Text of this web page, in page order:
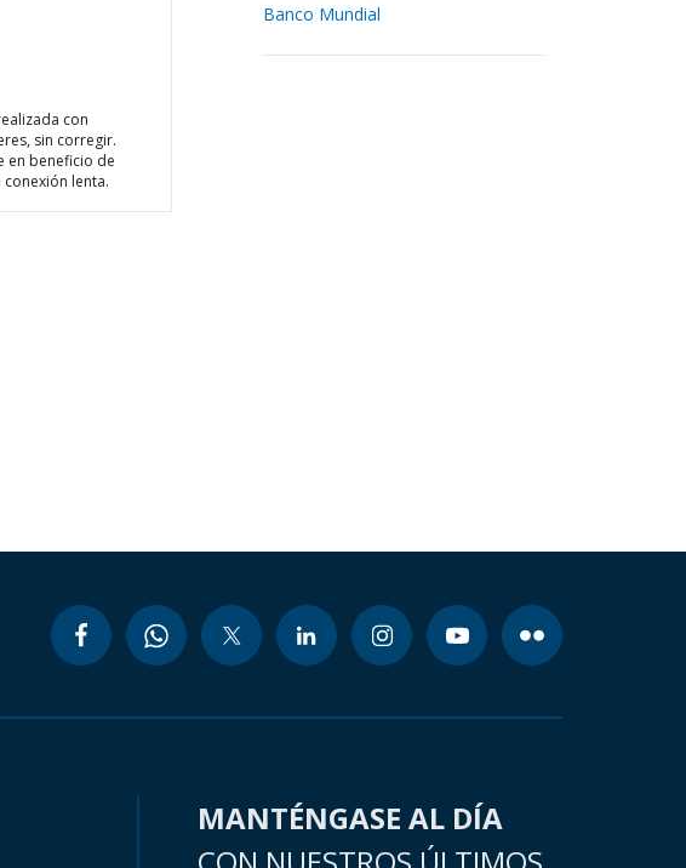
con
sin corregir.
en beneficio de
lenta.
Banco Mundial
MANTÉNGASE AL DÍA